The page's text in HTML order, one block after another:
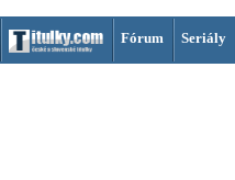
Fórum Seriály